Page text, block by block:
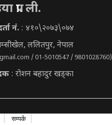
प्रा. ली.
नं. : ४१०\२०७३\०७४
ललितपुर, नेपाल
/ 01-5010547 / 9801028760)
: रोशन बहादुर खड्का
सम्पर्क